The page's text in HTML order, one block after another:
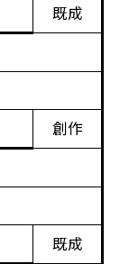
既成
創作
既成